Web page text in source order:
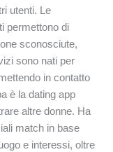
utenti. Le
permettono di
sconosciute,
sono nati per
in contatto
è la dating app
altre donne. Ha
match in base
e interessi, oltre